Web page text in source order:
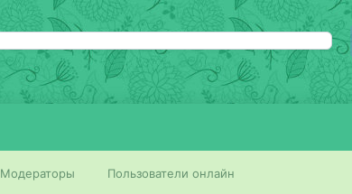
Модераторы Пользователи онлайн